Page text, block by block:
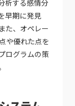
析する感情分
早期に発見
た、オペレー
や優れた点を
ログラムの策